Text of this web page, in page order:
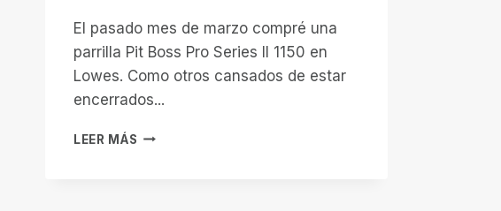
El pasado mes de marzo compré una
parrilla Pit Boss Pro Series II 1150 en
Lowes. Como otros cansados de estar
encerrados...
LEER MÁS LA